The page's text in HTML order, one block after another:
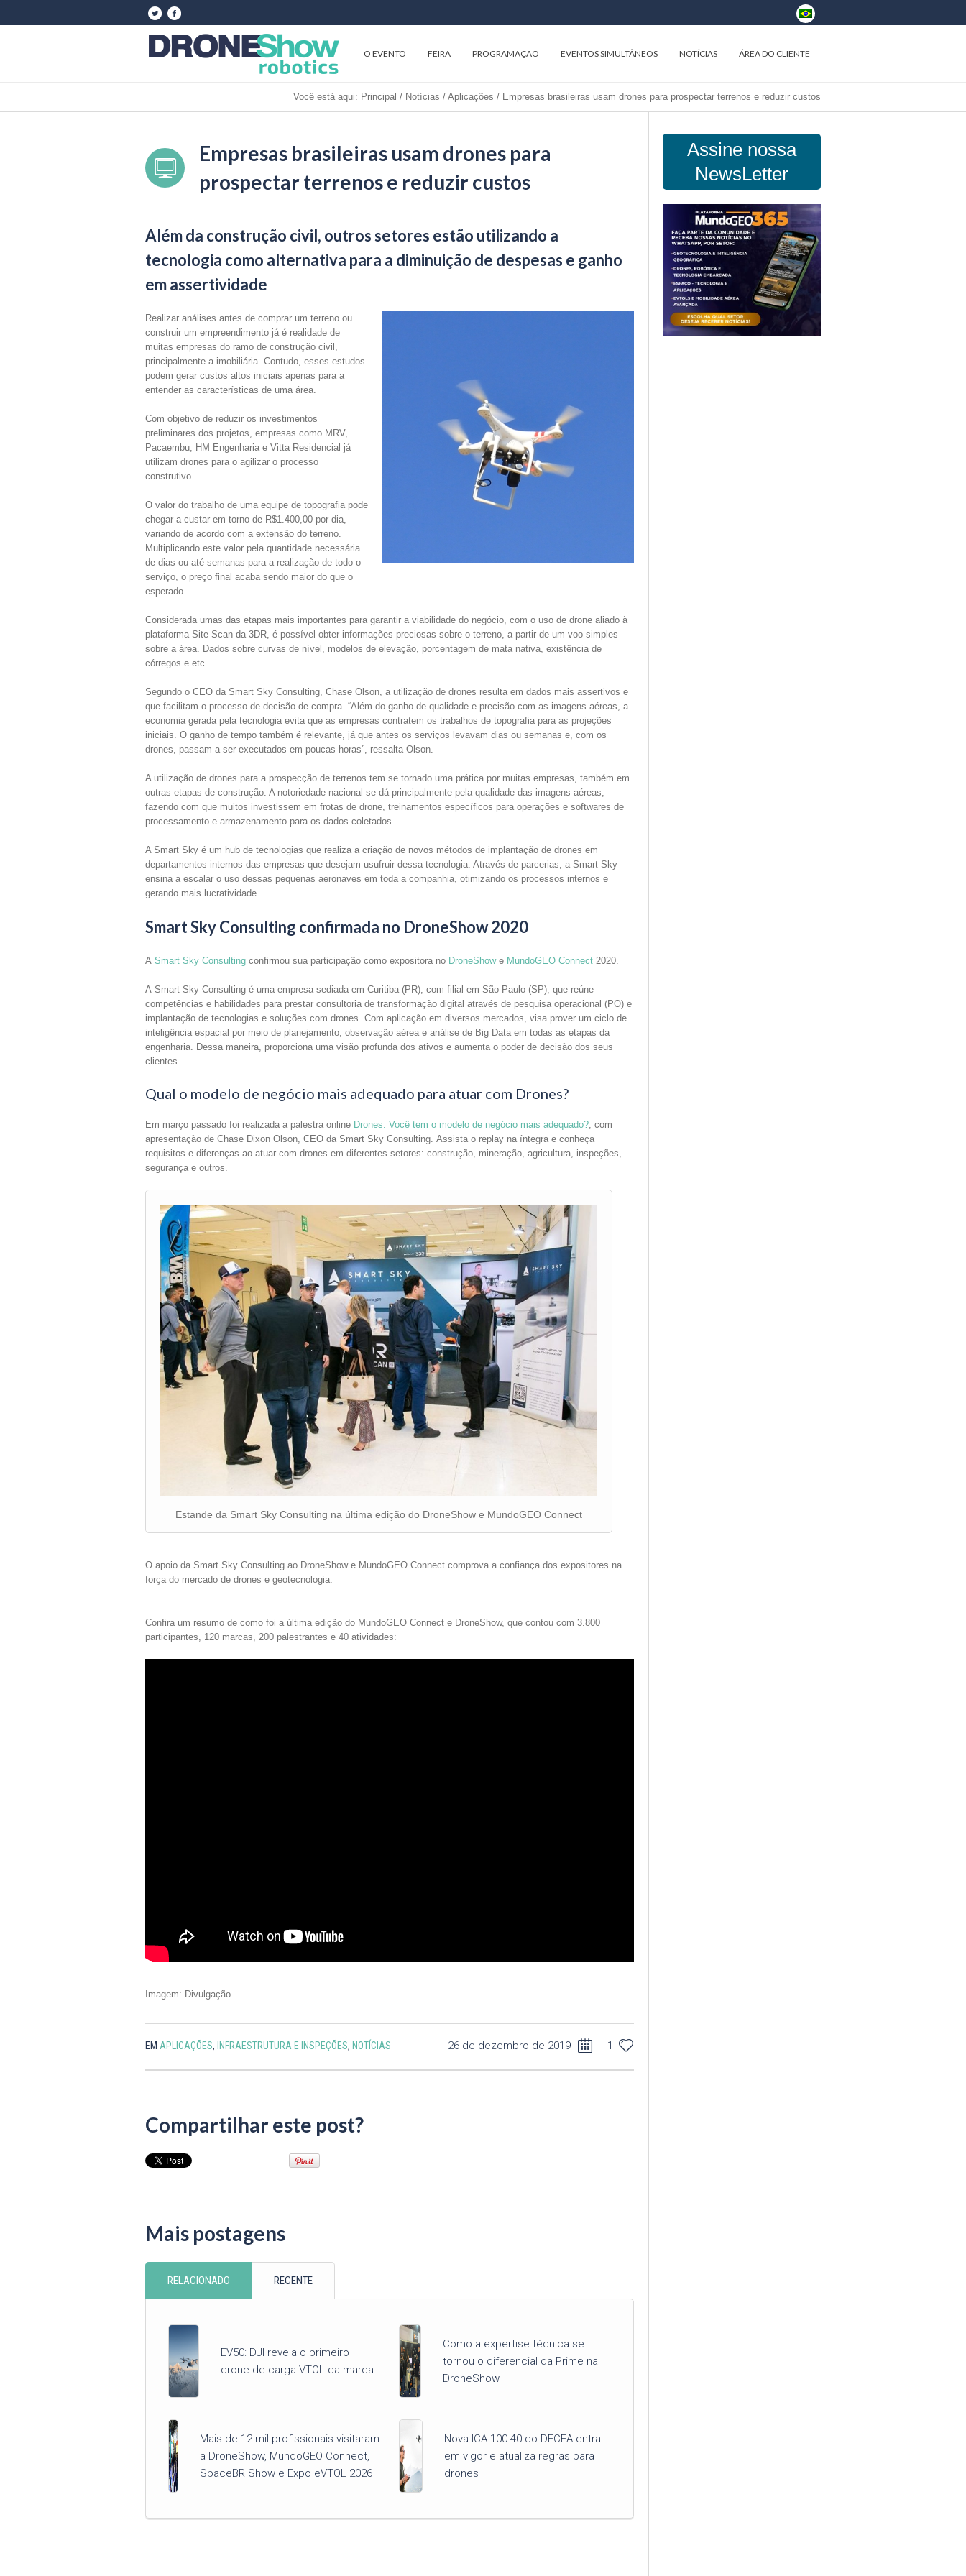
O EVENTO FEIRA PROGRAMAÇÃO EVENTOS SIMULTÂNEOS NOTÍCIAS ÁREA DO CLIENTE
Você está aqui: Principal / Notícias / Aplicações / Empresas brasileiras usam drones para prospectar terrenos e reduzir custos
Empresas brasileiras usam drones para
prospectar terrenos e reduzir custos
Além da construção civil, outros setores estão utilizando a
tecnologia como alternativa para a diminuição de despesas e ganho
em assertividade
Realizar análises antes de comprar um terreno ou
construir um empreendimento já é realidade de
muitas empresas do ramo de construção civil,
principalmente a imobiliária. Contudo, esses estudos
podem gerar custos altos iniciais apenas para a
entender as características de uma área.
Com objetivo de reduzir os investimentos
preliminares dos projetos, empresas como MRV,
Pacaembu, HM Engenharia e Vitta Residencial já
utilizam drones para o agilizar o processo
construtivo.
O valor do trabalho de uma equipe de topografia pode
chegar a custar em torno de R$1.400,00 por dia,
variando de acordo com a extensão do terreno.
Multiplicando este valor pela quantidade necessária
de dias ou até semanas para a realização de todo o
serviço, o preço final acaba sendo maior do que o
esperado.
Considerada umas das etapas mais importantes para garantir a viabilidade do negócio, com o uso de drone aliado à
plataforma Site Scan da 3DR, é possível obter informações preciosas sobre o terreno, a partir de um voo simples
sobre a área. Dados sobre curvas de nível, modelos de elevação, porcentagem de mata nativa, existência de
córregos e etc.
Segundo o CEO da Smart Sky Consulting, Chase Olson, a utilização de drones resulta em dados mais assertivos e
que facilitam o processo de decisão de compra. “Além do ganho de qualidade e precisão com as imagens aéreas, a
economia gerada pela tecnologia evita que as empresas contratem os trabalhos de topografia para as projeções
iniciais. O ganho de tempo também é relevante, já que antes os serviços levavam dias ou semanas e, com os
drones, passam a ser executados em poucas horas”, ressalta Olson.
A utilização de drones para a prospecção de terrenos tem se tornado uma prática por muitas empresas, também em
outras etapas de construção. A notoriedade nacional se dá principalmente pela qualidade das imagens aéreas,
fazendo com que muitos investissem em frotas de drone, treinamentos específicos para operações e softwares de
processamento e armazenamento para os dados coletados.
A Smart Sky é um hub de tecnologias que realiza a criação de novos métodos de implantação de drones em
departamentos internos das empresas que desejam usufruir dessa tecnologia. Através de parcerias, a Smart Sky
ensina a escalar o uso dessas pequenas aeronaves em toda a companhia, otimizando os processos internos e
gerando mais lucratividade.
Smart Sky Consulting confirmada no DroneShow 2020
A Smart Sky Consulting confirmou sua participação como expositora no DroneShow e MundoGEO Connect 2020.
A Smart Sky Consulting é uma empresa sediada em Curitiba (PR), com filial em São Paulo (SP), que reúne
competências e habilidades para prestar consultoria de transformação digital através de pesquisa operacional (PO) e
implantação de tecnologias e soluções com drones. Com aplicação em diversos mercados, visa prover um ciclo de
inteligência espacial por meio de planejamento, observação aérea e análise de Big Data em todas as etapas da
engenharia. Dessa maneira, proporciona uma visão profunda dos ativos e aumenta o poder de decisão dos seus
clientes.
Qual o modelo de negócio mais adequado para atuar com Drones?
Em março passado foi realizada a palestra online Drones: Você tem o modelo de negócio mais adequado?, com
apresentação de Chase Dixon Olson, CEO da Smart Sky Consulting. Assista o replay na íntegra e conheça
requisitos e diferenças ao atuar com drones em diferentes setores: construção, mineração, agricultura, inspeções,
segurança e outros.
Estande da Smart Sky Consulting na última edição do DroneShow e MundoGEO Connect
O apoio da Smart Sky Consulting ao DroneShow e MundoGEO Connect comprova a confiança dos expositores na
força do mercado de drones e geotecnologia.
Confira um resumo de como foi a última edição do MundoGEO Connect e DroneShow, que contou com 3.800
participantes, 120 marcas, 200 palestrantes e 40 atividades:
Imagem: Divulgação
26 de dezembro de 2019 1
EM APLICAÇÕES, INFRAESTRUTURA E INSPEÇÕES, NOTÍCIAS
Compartilhar este post?
Mais postagens
RELACIONADO RECENTE
EV50: DJI revela o primeiro
drone de carga VTOL da marca
Como a expertise técnica se
tornou o diferencial da Prime na
DroneShow
Mais de 12 mil profissionais visitaram
a DroneShow, MundoGEO Connect,
SpaceBR Show e Expo eVTOL 2026
Nova ICA 100-40 do DECEA entra
em vigor e atualiza regras para
drones
Assine nossa
NewsLetter